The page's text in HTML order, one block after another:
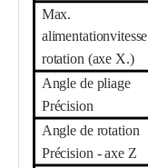
Max.
alimentation
rotation (axe X.)
Angle de pliage
Précision
Angle de rotation
Précision - axe Z